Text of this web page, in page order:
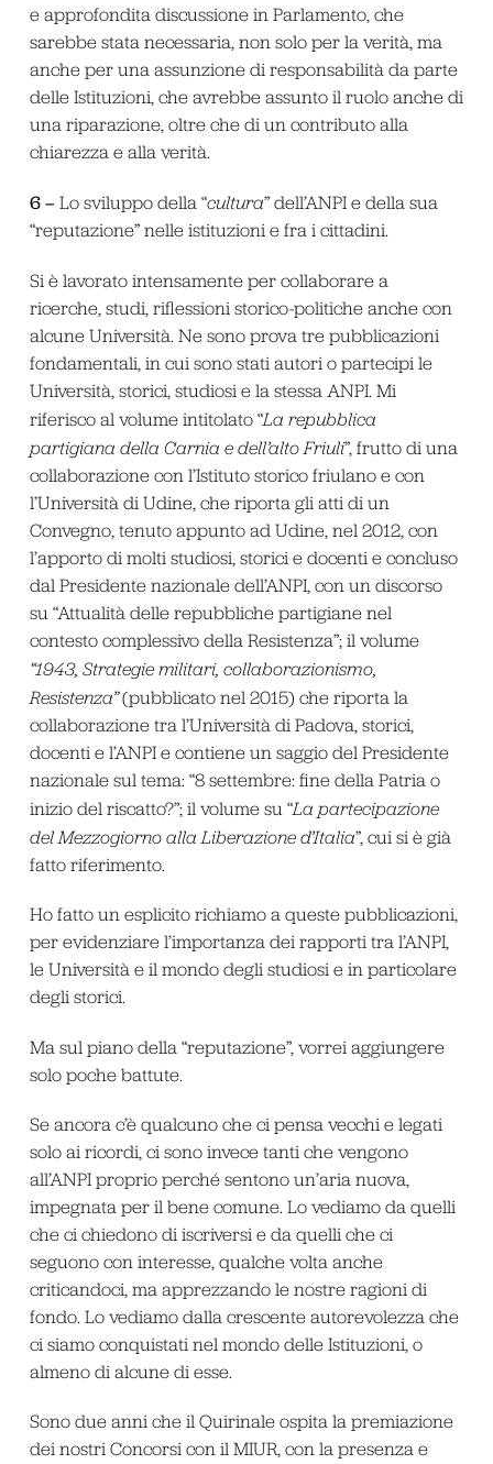
e approfondita discussione in Parlamento, che
sarebbe stata necessaria, non solo per la verità, ma
anche per una assunzione di responsabilità da parte
delle Istituzioni, che avrebbe assunto il ruolo anche di
una riparazione, oltre che di un contributo alla
chiarezza e alla verità.
6 –Lo sviluppo della “cultura” dell’ANPI e della sua
“reputazione” nelle istituzioni e fra i cittadini.
Si è lavorato intensamente per collaborare a
ricerche, studi, riflessioni storico-politiche anche con
alcune Università. Ne sono prova tre pubblicazioni
fondamentali, in cui sono stati autori o partecipi le
Università, storici, studiosi e la stessa ANPI. Mi
riferisco al volume intitolato “La repubblica
partigiana della Carnia e dell’alto Friuli”, frutto di una
collaborazione con l’Istituto storico friulano e con
l’Università di Udine, che riporta gli atti di un
Convegno, tenuto appunto ad Udine, nel 2012, con
l’apporto di molti studiosi, storici e docenti e concluso
dal Presidente nazionale dell’ANPI, con un discorso
su “Attualità delle repubbliche partigiane nel
contesto complessivo della Resistenza”; il volume
“1943, Strategie militari, collaborazionismo,
Resistenza”(pubblicato nel 2015) che riporta la
collaborazione tra l’Università di Padova, storici,
docenti e l’ANPI e contiene un saggio del Presidente
nazionale sul tema: “8 settembre: fine della Patria o
inizio del riscatto?”; il volume su “La partecipazione
del Mezzogiorno alla Liberazione d’Italia”, cui si è già
fatto riferimento.
Ho fatto un esplicito richiamo a queste pubblicazioni,
per evidenziare l’importanza dei rapporti tra l’ANPI,
le Università e il mondo degli studiosi e in particolare
degli storici.
Ma sul piano della “reputazione”, vorrei aggiungere
solo poche battute.
Se ancora c’è qualcuno che ci pensa vecchi e legati
solo ai ricordi, ci sono invece tanti che vengono
all’ANPI proprio perché sentono un’aria nuova,
impegnata per il bene comune. Lo vediamo da quelli
che ci chiedono di iscriversi e da quelli che ci
seguono con interesse, qualche volta anche
criticandoci, ma apprezzando le nostre ragioni di
fondo. Lo vediamo dalla crescente autorevolezza che
ci siamo conquistati nel mondo delle Istituzioni, o
almeno di alcune di esse.
Sono due anni che il Quirinale ospita la premiazione
dei nostri Concorsi con il MIUR, con la presenza e